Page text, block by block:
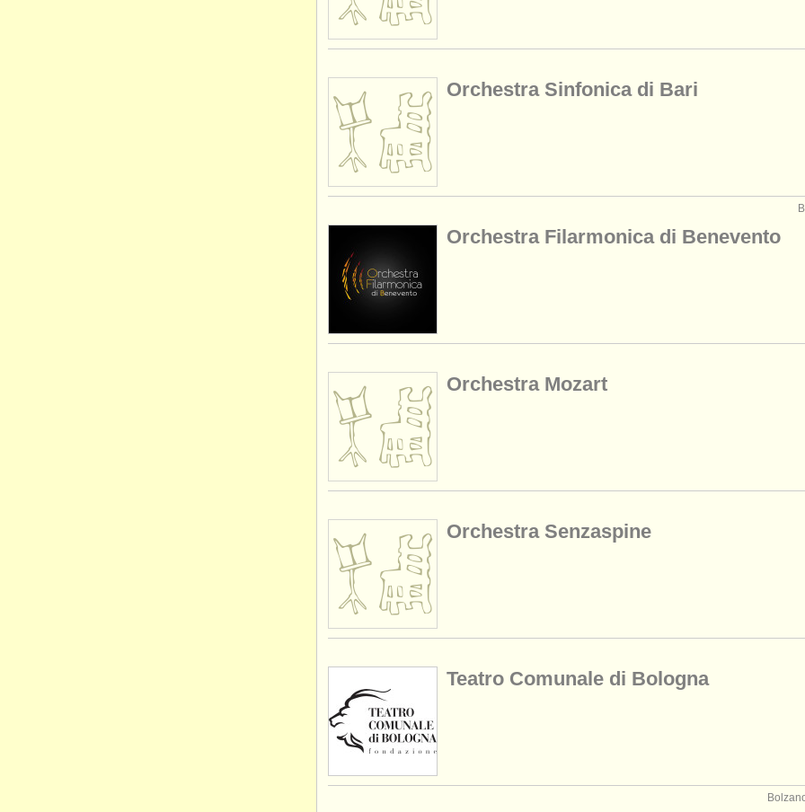
Orchestra Sinfonica di Bari
Orchestra Filarmonica di Benevento
Orchestra Mozart
Orchestra Senzaspine
Teatro Comunale di Bologna